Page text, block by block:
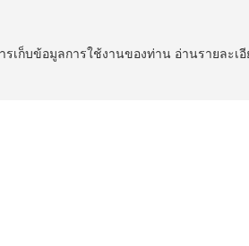
รเก็บข้อมูลการใช้งานของท่าน อ่านรายละ